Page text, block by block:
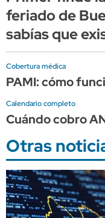
feriado de
sabías que
Cobertura médica
PAMI: cómo
Calendario completo
Cuándo cobro
Otras